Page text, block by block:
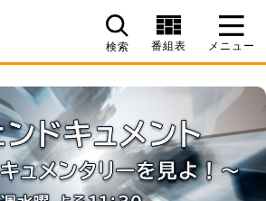
検索 番組表 メニュー